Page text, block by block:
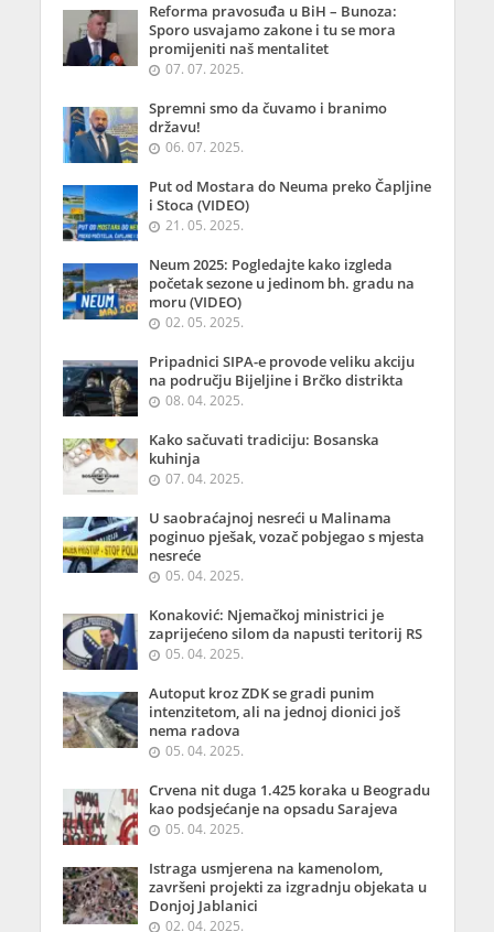
Reforma pravosuđa u BiH – Bunoza:
Sporo usvajamo zakone i tu se mora
promijeniti naš mentalitet
07. 07. 2025.
Spremni smo da čuvamo i branimo
državu!
06. 07. 2025.
Put od Mostara do Neuma preko Čapljine
i Stoca (VIDEO)
21. 05. 2025.
Neum 2025: Pogledajte kako izgleda
početak sezone u jedinom bh. gradu na
moru (VIDEO)
02. 05. 2025.
Pripadnici SIPA-e provode veliku akciju
na području Bijeljine i Brčko distrikta
08. 04. 2025.
Kako sačuvati tradiciju: Bosanska
kuhinja
07. 04. 2025.
U saobraćajnoj nesreći u Malinama
poginuo pješak, vozač pobjegao s mjesta
nesreće
05. 04. 2025.
Konaković: Njemačkoj ministrici je
zaprijećeno silom da napusti teritorij RS
05. 04. 2025.
Autoput kroz ZDK se gradi punim
intenzitetom, ali na jednoj dionici još
nema radova
05. 04. 2025.
Crvena nit duga 1.425 koraka u Beogradu
kao podsjećanje na opsadu Sarajeva
05. 04. 2025.
Istraga usmjerena na kamenolom,
završeni projekti za izgradnju objekata u
Donjoj Jablanici
02. 04. 2025.